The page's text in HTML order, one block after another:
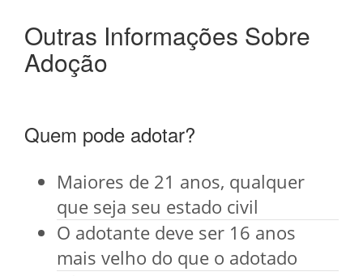
Outras Informações Sobre
Adoção
Quem pode adotar?
Maiores de 21 anos, qualquer
que seja seu estado civil
O adotante deve ser 16 anos
mais velho do que o adotado